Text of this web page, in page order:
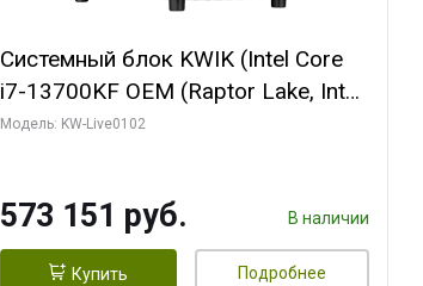
Системный блок KWIK (Intel Core
i7-13700KF OEM (Raptor Lake, Intel
7, C16 8EC/8PC/ 32 ГБ ОЗУ (2
Turbo/ 960 ГБ SSD)
Модель: KW-Live0102
573 151 руб. В наличии
Купить Подробнее